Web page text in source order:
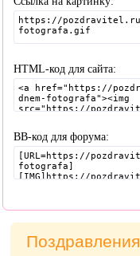
HTML-код для сайта:
BB-код для форума:
Поздравления